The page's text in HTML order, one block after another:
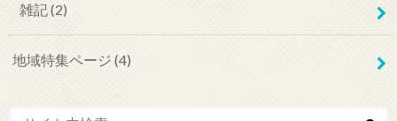
雑記(2)
地域特集ページ (4)